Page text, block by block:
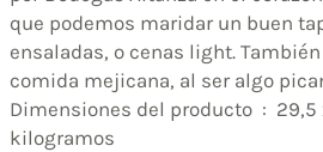
que podemos maridar un buen
ensaladas, o cenas light.
comida mejicana, al ser algo
Dimensiones del producto ‏ : ‎ 29,5 x 8 x 8 cm; 1,5
kilogramos